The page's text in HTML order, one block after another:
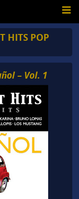
HITS POP
– Vol. 1